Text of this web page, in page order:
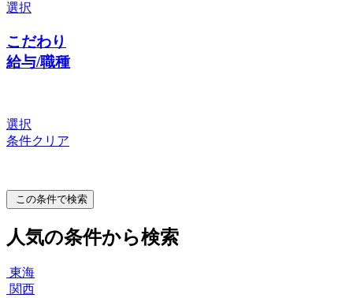
選択
こだわり
給与/職種
選択
条件クリア
この条件で検索
人気の条件から検索
東海
関西